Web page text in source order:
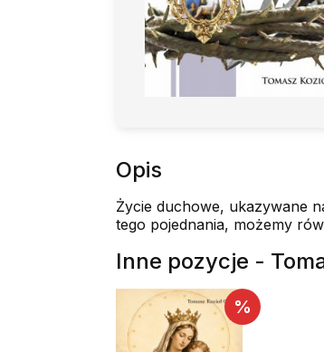
Opis
Życie duchowe, ukazywane
tego pojednania, możemy
Inne pozycje -
%